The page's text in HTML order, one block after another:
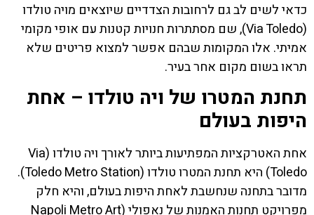
כדאי לשים לב גם לרחובות הצדדיים שיוצאים מויה טולדו
(Via Toledo), שם מסתתרות חנויות קטנות עם אופי מקומי
אמיתי. אלו המקומות שבהם אפשר למצוא פריטים שלא
תראו בשום מקום אחר בעיר.
תחנת המטרו של ויה טולדו – אחת
היפות בעולם
אחת האטרקציות המפתיעות ביותר לאורך ויה טולדו (Via
Toledo) היא תחנת המטרו טולדו (Toledo Metro Station).
מדובר בתחנה שנחשבת לאחת היפות בעולם, והיא חלק
מפרויקט תחנות האמנות של נאפולי (Napoli Metro Art